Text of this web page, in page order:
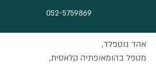
052-5759869
אהד גוטפלד,
מטפל בהומאופתיה קלאסית,